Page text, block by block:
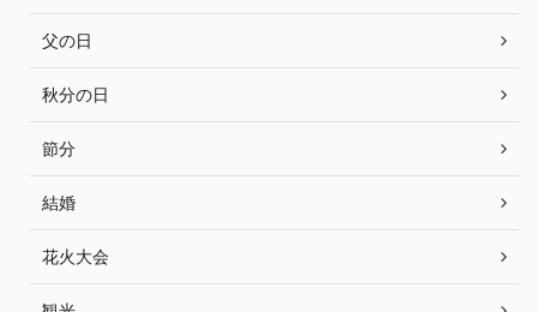
父の日
秋分の日
節分
結婚
花火大会